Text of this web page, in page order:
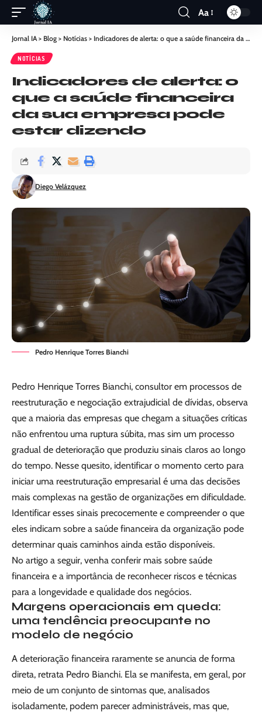
Aa
Jornal IA> Blog > Notícias > Indicadores de alerta: o que a saúde financeira da sua empresa pode estar dizendo
NOTÍCIAS
Indicadores de alerta: o
que a saúde financeira
da sua empresa pode
estar dizendo
Diego Velázquez
Pedro Henrique Torres Bianchi
Pedro Henrique Torres Bianchi, consultor em processos de
reestruturação e negociação extrajudicial de dívidas, observa
que a maioria das empresas que chegam a situações críticas
não enfrentou uma ruptura súbita, mas sim um processo
gradual de deterioração que produziu sinais claros ao longo
do tempo. Nesse quesito, identificar o momento certo para
iniciar uma reestruturação empresarial é uma das decisões
mais complexas na gestão de organizações em dificuldade.
Identificar esses sinais precocemente e compreender o que
eles indicam sobre a saúde financeira da organização pode
determinar quais caminhos ainda estão disponíveis.
No artigo a seguir, venha conferir mais sobre saúde
financeira e a importância de reconhecer riscos e técnicas
para a longevidade e qualidade dos negócios.
Margens operacionais em queda:
uma tendência preocupante no
modelo de negócio
A deterioração financeira raramente se anuncia de forma
direta, retrata Pedro Bianchi. Ela se manifesta, em geral, por
meio de um conjunto de sintomas que, analisados
isoladamente, podem parecer administráveis, mas que,